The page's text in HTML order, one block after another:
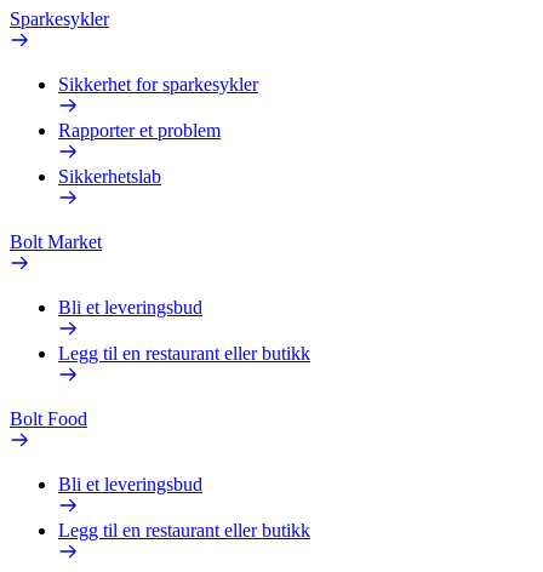
Sparkesykler
Sikkerhet for sparkesykler
Rapporter et problem
Sikkerhetslab
Bolt Market
Bli et leveringsbud
Legg til en restaurant eller butikk
Bolt Food
Bli et leveringsbud
Legg til en restaurant eller butikk